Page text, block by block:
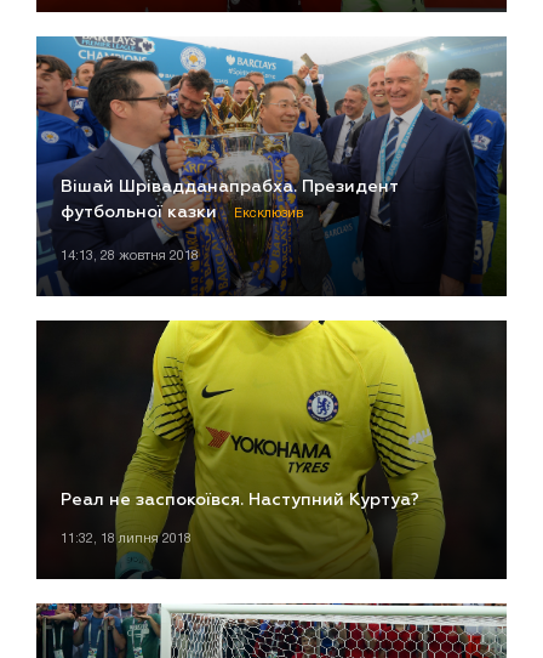
Вішай Шрівадданапрабха. Президент
футбольної казки
Ексклюзив
14:13, 28 жовтня 2018
Реал не заспокоївся. Наступний Куртуа?
11:32, 18 липня 2018